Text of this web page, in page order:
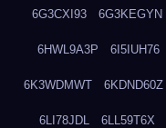
6G3CXI93 6G3KEGYN
6HWL9A3P 6I5IUH76
6K3WDMWT 6KDND60Z
6LI78JDL 6LL59T6X